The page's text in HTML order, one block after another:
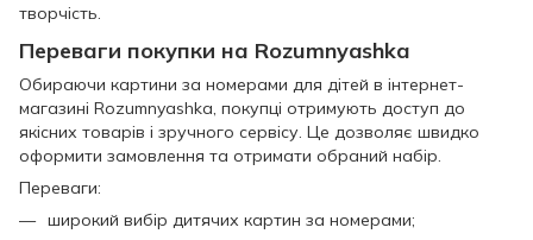
творчість.
Переваги покупки на Rozumnyashka
Обираючи картини за номерами для дітей в інтернет-
магазині Rozumnyashka, покупці отримують доступ до
якісних товарів і зручного сервісу. Це дозволяє швидко
оформити замовлення та отримати обраний набір.
Переваги:
широкий вибір дитячих картин за номерами;